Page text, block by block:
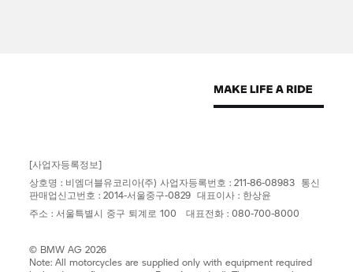
[사업자등록정보]
상호명 : 비엠더블유코리아(주) 사업자등록번호 : 211-86-08983 통신
판매업신고번호 : 2014-서울중구-0829 대표이사 : 한상윤
주소 : 서울특별시 중구 퇴계로 100 대표전화 : 080-700-8000
© BMW AG 2026
Note: All motorcycles are supplied only with equipment required